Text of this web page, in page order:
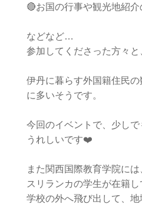
🔴お国の行事や観光地紹
などなど…
参加してくださった方々
伊丹に暮らす外国籍住民
に多いそうです。
今回のイベントで、少し
うれしいです❤️
また関西国際教育学院に
スリランカの学生が在籍し
学校の外へ飛び出して、